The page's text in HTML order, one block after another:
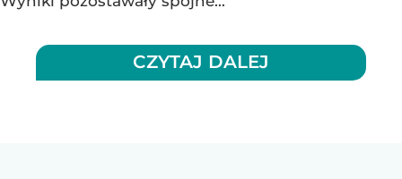
CZYTAJ DALEJ